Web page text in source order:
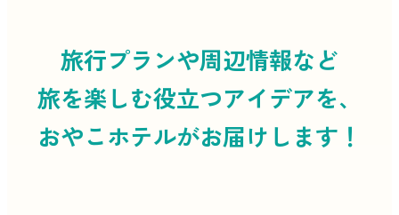
旅行プランや周辺情報など
旅を楽しむ役立つアイデアを、
おやこホテルがお届けします！